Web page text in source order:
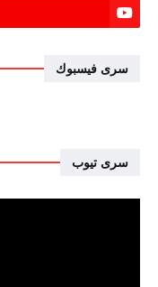
سرى فيسبوك
سرى تيوب